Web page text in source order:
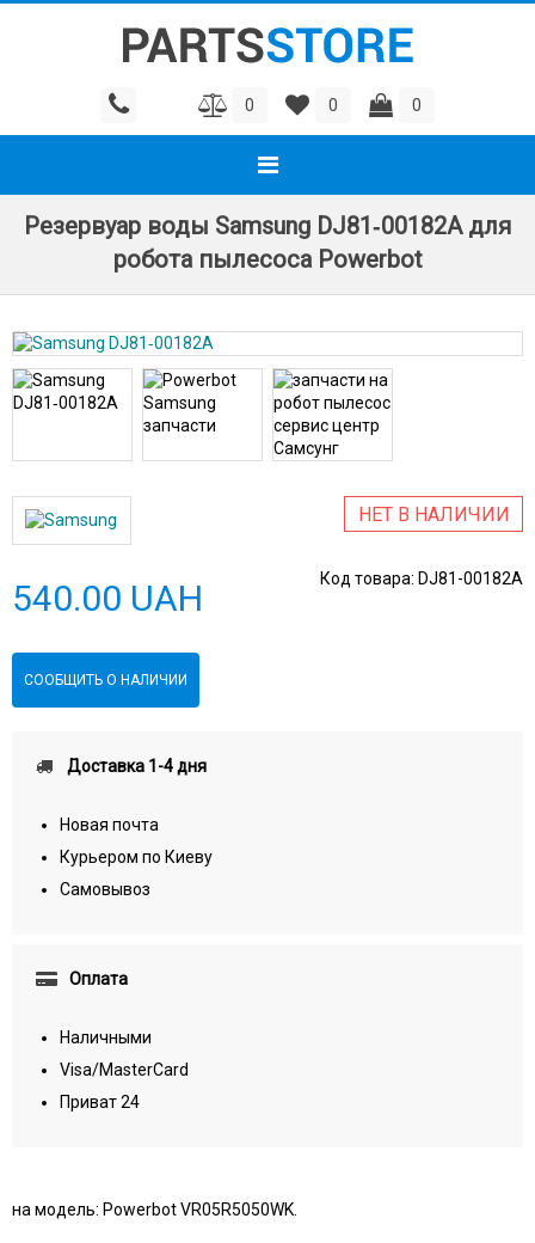
0 0 0
Резервуар воды Samsung DJ81‑00182A для
робота пылесоса Powerbot
НЕТ В НАЛИЧИИ
Код товара: DJ81-00182A
540.00 UAH
СООБЩИТЬ О НАЛИЧИИ
Доставка 1-4 дня
Новая почта
Курьером по Киеву
Самовывоз
Оплата
Наличными
Visa/MasterCard
Приват 24
на модель: Powerbot VR05R5050WK.